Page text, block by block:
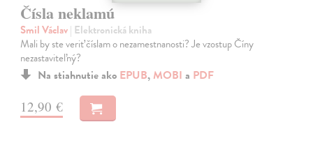
Čísla neklamú
Smil Václav| Elektronická kniha
Mali by ste veriť číslam o nezamestnanosti? Je vzostup Číny
nezastaviteľný?
Na stiahnutie ako EPUB, MOBI a PDF
12,90 €